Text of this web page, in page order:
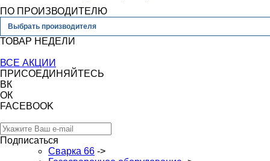
ПО ПРОИЗВОДИТЕЛЮ
Выбрать производителя
ТОВАР НЕДЕЛИ
ВСЕ АКЦИИ
ПРИСОЕДИНЯЙТЕСЬ
ВК
ОК
FACEBOOK
Подписаться
Сварка 66 ->